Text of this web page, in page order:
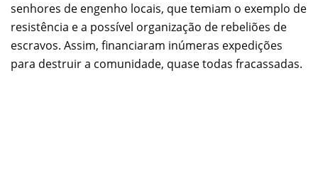
senhores de engenho locais, que temiam o exemplo de
resistência e a possível organização de rebeliões de
escravos. Assim, financiaram inúmeras expedições
para destruir a comunidade, quase todas fracassadas.